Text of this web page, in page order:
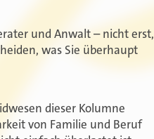
und Anwalt – nicht erst,
was Sie überhaupt
dieser Kolumne
von Familie und Beruf